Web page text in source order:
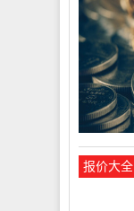
报价大全